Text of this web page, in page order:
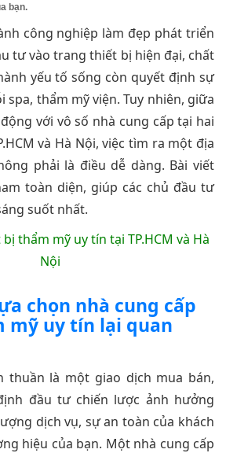
bạn.
công nghiệp làm đẹp phát triển
tư vào trang thiết bị hiện đại, chất
yếu tố sống còn quyết định sự
spa, thẩm mỹ viện. Tuy nhiên, giữa
với vô số nhà cung cấp tại hai
và Hà Nội, việc tìm ra một địa
phải là điều dễ dàng. Bài viết
toàn diện, giúp các chủ đầu tư
suốt nhất.
chọn nhà cung cấp
mỹ uy tín lại quan
thuần là một giao dịch mua bán,
đầu tư chiến lược ảnh hưởng
dịch vụ, sự an toàn của khách
hiệu của bạn. Một nhà cung cấp